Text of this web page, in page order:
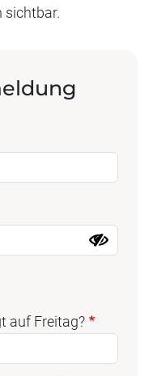
sichtbar.
auf Freitag?